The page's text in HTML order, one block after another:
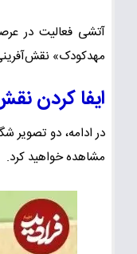
آتشی فعالیت در
مهدکودک»
ایفا کردن
مشاهده خواهید کرد.